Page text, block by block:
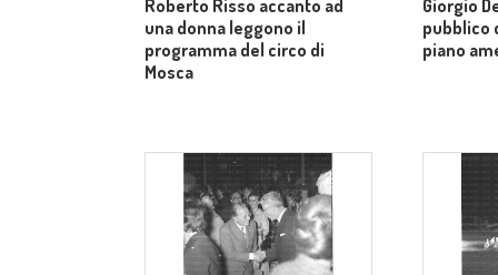
Roberto Risso accanto ad
una donna leggono il
programma del circo di
Mosca
Giorgio
pubblico
piano